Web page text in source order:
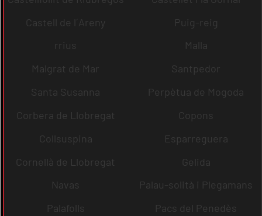
Castell de l´Areny
Puig-reig
rrius
Malla
Malgrat de Mar
Santpedor
Santa Susanna
Perpètua de Mogoda
Corbera de Llobregat
Copons
Collsuspina
Esparreguera
Cornellà de Llobregat
Gelida
Navas
Palau-solità i Plegamans
Palafolls
Pacs del Penedès